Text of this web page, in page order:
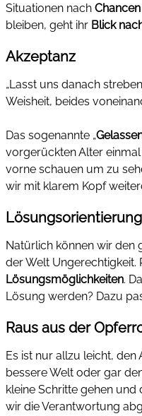
Situationen nach
bleiben, geht ihr Blick
Akzeptanz
„Lasst uns danach
Weisheit, beides
Das sogenannte „
vorgerückten Alter
vorne schauen um zu
wir mit klarem Kopf
Lösungsorientierung
Natürlich können wir den
der Welt Ungerechtigkeit.
Lösungsmöglichkeiten.
Lösung werden? Dazu
Raus aus der
Es ist nur allzu leicht,
bessere Welt oder gar
kleine Schritte gehen
wir die Verantwortung